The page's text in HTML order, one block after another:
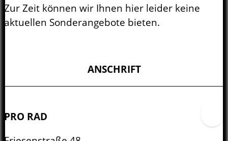
Zur Zeit können wir Ihnen hier leider keine
aktuellen Sonderangebote bieten.
ANSCHRIFT
PRO RAD